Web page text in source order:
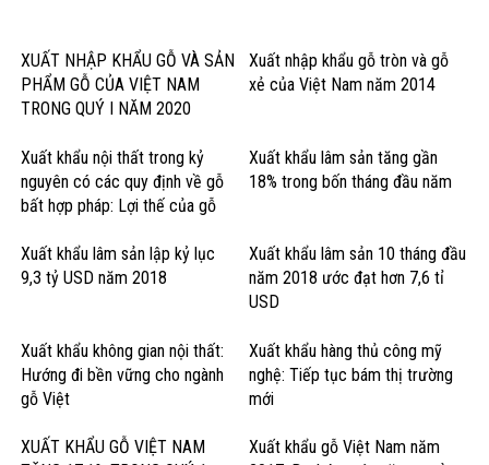
XUẤT NHẬP KHẨU GỖ VÀ SẢN
PHẨM GỖ CỦA VIỆT NAM
TRONG QUÝ I NĂM 2020
Xuất nhập khẩu gỗ tròn và gỗ
xẻ của Việt Nam năm 2014
Xuất khẩu nội thất trong kỷ
nguyên có các quy định về gỗ
bất hợp pháp: Lợi thế của gỗ
Xuất khẩu lâm sản tăng gần
18% trong bốn tháng đầu năm
Xuất khẩu lâm sản lập kỷ lục
9,3 tỷ USD năm 2018
Xuất khẩu lâm sản 10 tháng đầu
năm 2018 ước đạt hơn 7,6 tỉ
USD
Xuất khẩu không gian nội thất:
Hướng đi bền vững cho ngành
gỗ Việt
Xuất khẩu hàng thủ công mỹ
nghệ: Tiếp tục bám thị trường
mới
XUẤT KHẨU GỖ VIỆT NAM
Xuất khẩu gỗ Việt Nam năm